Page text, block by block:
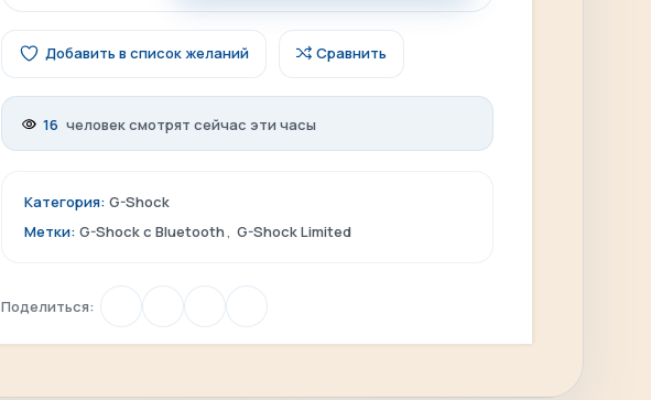
Добавить в список желаний Сравнить
16 человек смотрят сейчас эти часы
Категория: G-Shock
Метки: G-Shock c Bluetooth, G-Shock Limited
Поделиться: